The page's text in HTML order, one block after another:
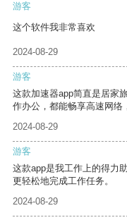
游客
这个软件我非常喜欢
2024-08-29
游客
这款加速器app简直是居家
作办公，都能畅享高速网络
2024-08-29
游客
这款app是我工作上的得力
更轻松地完成工作任务。
2024-08-29